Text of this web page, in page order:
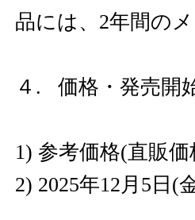
品には、2年間の
４. 価格・発売開
1) 参考価格(直販
2) 2025年12月5日(